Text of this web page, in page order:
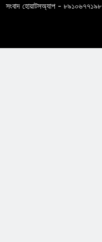
সংবাদ হোয়াটসঅ্যাপ - ৮৯১০৬৭৭১৯৮